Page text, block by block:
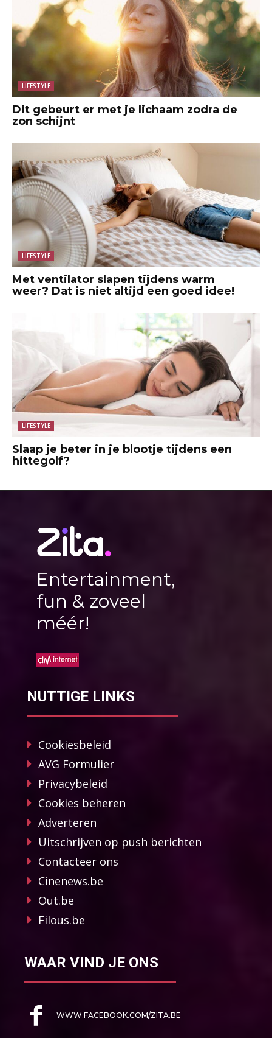
LIFESTYLE
Dit gebeurt er met je lichaam zodra de
zon schijnt
LIFESTYLE
Met ventilator slapen tijdens warm
weer? Dat is niet altijd een goed idee!
LIFESTYLE
Slaap je beter in je blootje tijdens een
hittegolf?
Entertainment,
fun & zoveel
méér!
NUTTIGE LINKS
Cookiesbeleid
AVG Formulier
Privacybeleid
Cookies beheren
Adverteren
Uitschrijven op push berichten
Contacteer ons
Cinenews.be
Out.be
Filous.be
WAAR VIND JE ONS
WWW.FACEBOOK.COM/ZITA.BE